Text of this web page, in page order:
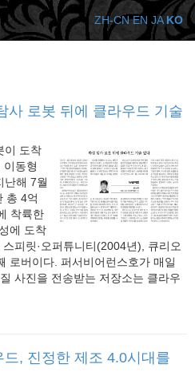
사 로봇 뒤에 클라우드 기술
이 도착
이동형
난해 7월
총 4억
착륙한
에 도착
피릿·오퍼튜니티(2004년), 큐리오
로버이다. 퍼서비어런스호가 매일
사진을 전송받는 저장소는 클라우
, 진정한 제조 4.0시대를
ZH-CN EN JA KO